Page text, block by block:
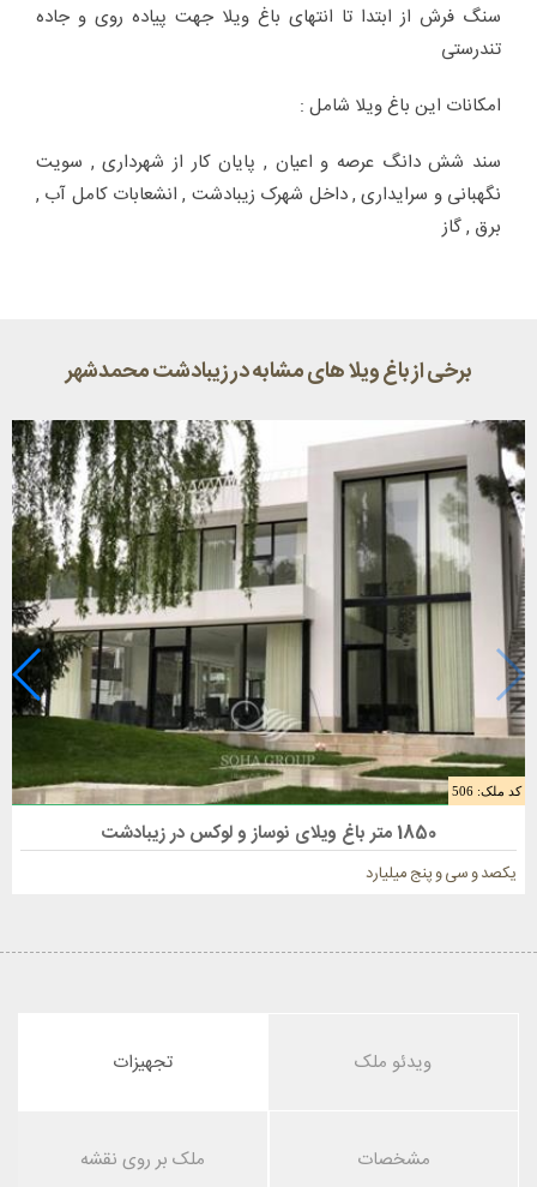
سنگ فرش از ابتدا تا انتهای باغ ویلا جهت پیاده روی و جاده
تندرستی
امکانات این باغ ویلا شامل :
سند شش دانگ عرصه و اعیان , پایان کار از شهرداری , سویت
نگهبانی و سرایداری , داخل شهرک زیبادشت , انشعابات کامل آب ,
برق , گاز
برخی از باغ ویلا های مشابه در زیبادشت محمدشهر
کد ملک: 506
فروش باغ ویلا 1860 متری در محمدشهر1850 متر باغ ویلای نوساز و لوکس در زیبادشت
یکصد و سی و پنج میلیارد
تجهیزات ویدئو ملک
ملک بر روی نقشه مشخصات